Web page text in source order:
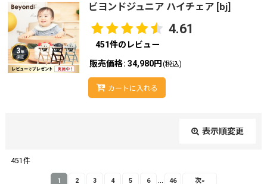
ビヨンドジュニア ハイチェア [bj]
4.61
451件のレビュー
販売価格: 34,980円 (税込)
カートに入れる
表示順変更
レビュー検索
451 件
1 2 3 4 5 6 46 次»